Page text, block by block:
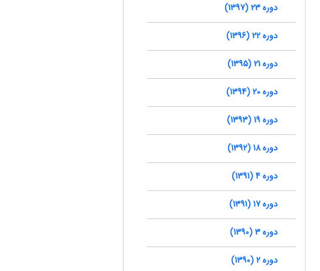
دوره 23 (1397)
دوره 22 (1396)
دوره 21 (1395)
دوره 20 (1394)
دوره 19 (1393)
دوره 18 (1392)
دوره 4 (1391)
دوره 17 (1391)
دوره 3 (1390)
دوره 2 (1390)